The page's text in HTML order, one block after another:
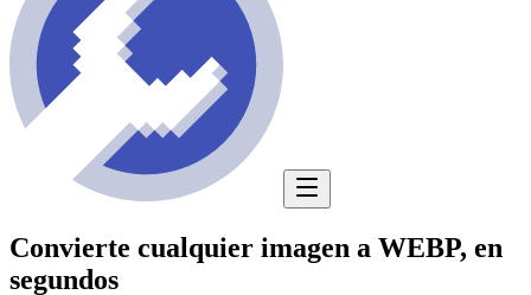
Convierte cualquier imagen a WEBP, en
segundos